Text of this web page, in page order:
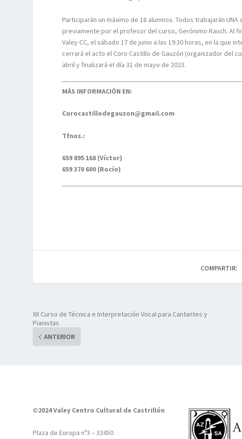
Participarán un máximo de 18 alumnos. Todos trabajarán
previamente por el profesor del curso, Gerónimo Rauch. Al
Valey CC, el sábado 17 de junio a las 19:30 horas, en la que
cerrará el acto el Coro Castillo de Gauzón (organizador del
abril y finalizará el día 31 de mayo de 2023.
MÁS INFORMACIÓN EN:
Corocastillodegauzon@gmail.com
Tfnos.:
659 895 168 (Víctor)
659 370 600 (Rocío)
COMPARTIR:
XII Curso de Técnica e Interpretación Vocal para Cantantes y
Pianistas
ANTERIOR
©2024 Valey Centro Cultural de Castrillón
Plaza de Europa nº3 – 33450